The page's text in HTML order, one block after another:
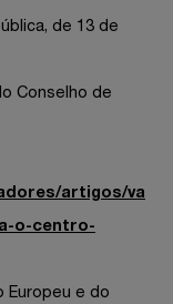
de 13 de
Conselho de
artigos/va
o-centro-
Europeu e do